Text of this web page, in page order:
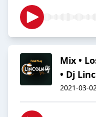
Mix •
• Dj
2021-03-